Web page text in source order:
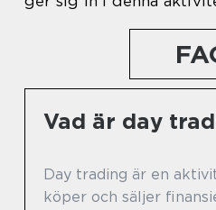
Vad är day
Day trading är en
köper och säljer